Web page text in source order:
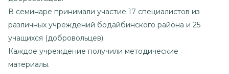
В семинаре принимали участие 17 специалистов из
различных учреждений бодайбинского района и 25
учащихся (добровольцев).
Каждое учреждение получили методические
материалы.